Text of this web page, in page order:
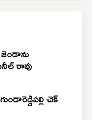
రావు
చెక్